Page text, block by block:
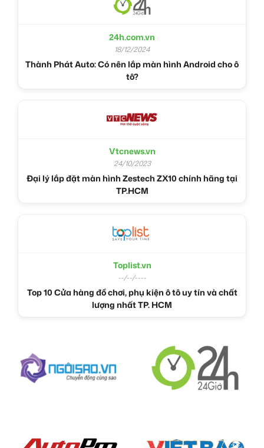
24h.com.vn
18/12/2024
Thành Phát Auto: Có nên lắp màn hình Android cho ô
tô?
Vtcnews.vn
24/10/2023
Đại lý lắp đặt màn hình Zestech ZX10 chính hãng tại
TP.HCM
Toplist.vn
--/--/----
Top 10 Cửa hàng đồ chơi, phụ kiện ô tô uy tín và chất
lượng nhất TP. HCM